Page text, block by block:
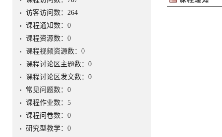
访客访问数： 264
课程通知数： 0
课程资源数： 0
课程视频资源数： 0
课程讨论区主题数： 0
课程讨论区发文数： 0
常见问题数： 0
课程作业数： 5
课程问卷数： 0
研究型教学： 0